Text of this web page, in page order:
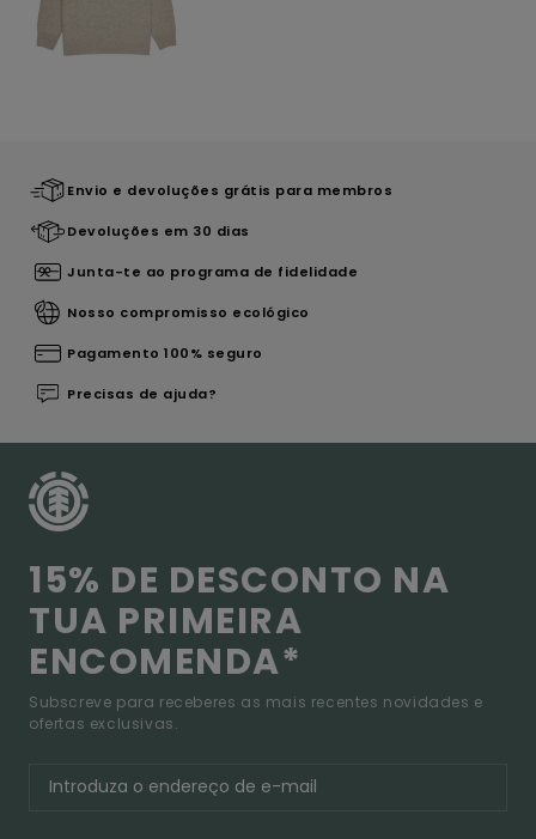
Envio e devoluções grátis para membros
Devoluções em 30 dias
Junta-te ao programa de fidelidade
Nosso compromisso ecológico
Pagamento 100% seguro
Precisas de ajuda?
15% DE DESCONTO NA
TUA PRIMEIRA
ENCOMENDA*
Subscreve para receberes as mais recentes novidades e
ofertas exclusivas.